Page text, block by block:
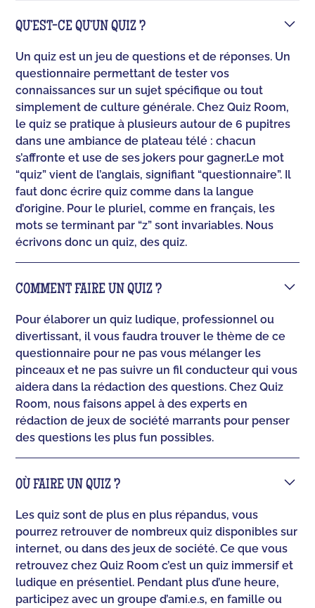
QU’EST-CE QU’UN QUIZ ?
Un quiz est un jeu de questions et de réponses. Un
questionnaire permettant de tester vos
connaissances sur un sujet spécifique ou tout
simplement de culture générale. Chez Quiz Room,
le quiz se pratique à plusieurs autour de 6 pupitres
dans une ambiance de plateau télé : chacun
s’affronte et use de ses jokers pour gagner.‍Le mot
“quiz” vient de l’anglais, signifiant “questionnaire”. Il
faut donc écrire quiz comme dans la langue
d’origine. Pour le pluriel, comme en français, les
mots se terminant par “z” sont invariables. Nous
écrivons donc un quiz, des quiz.
COMMENT FAIRE UN QUIZ ?
Pour élaborer un quiz ludique, professionnel ou
divertissant, il vous faudra trouver le thème de ce
questionnaire pour ne pas vous mélanger les
pinceaux et ne pas suivre un fil conducteur qui vous
aidera dans la rédaction des questions. Chez Quiz
Room, nous faisons appel à des experts en
rédaction de jeux de société marrants pour penser
des questions les plus fun possibles.
OÙ FAIRE UN QUIZ ?
Les quiz sont de plus en plus répandus, vous
pourrez retrouver de nombreux quiz disponibles sur
internet, ou dans des jeux de société. Ce que vous
retrouvez chez Quiz Room c’est un quiz immersif et
ludique en présentiel. Pendant plus d’une heure,
participez avec un groupe d’ami.e.s, en famille ou